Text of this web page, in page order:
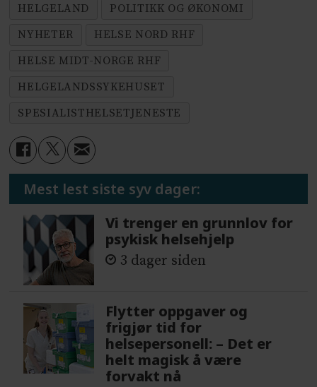
HELGELAND
POLITIKK OG ØKONOMI
NYHETER
HELSE NORD RHF
HELSE MIDT-NORGE RHF
HELGELANDSSYKEHUSET
SPESIALISTHELSETJENESTE
Mest lest siste syv dager:
Vi trenger en grunnlov for
psykisk helsehjelp
3 dager siden
Flytter oppgaver og
frigjør tid for
helsepersonell: – Det er
helt magisk å være
forvakt nå